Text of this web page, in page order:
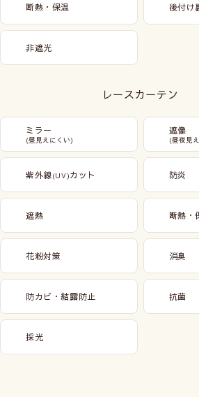
断熱・保温 後付け
非遮光
レースカーテン
ミラー
(昼見えにくい)
遮像
(昼夜見
紫外線(UV)カット 防炎
遮熱 断熱・
花粉対策 消臭
防カビ・結露防止 抗菌
採光